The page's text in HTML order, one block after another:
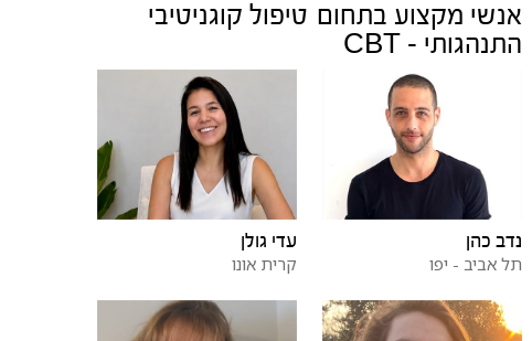
אנשי מקצוע בתחום טיפול קוגניטיבי
התנהגותי - CBT
נדב כהן
תל אביב - יפו
עדי גולן
קרית אונו